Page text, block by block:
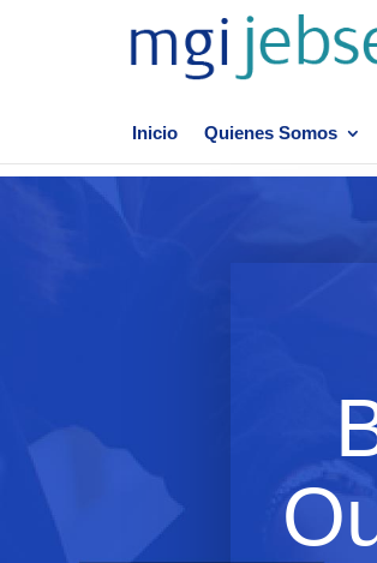
Inicio Quienes Somos